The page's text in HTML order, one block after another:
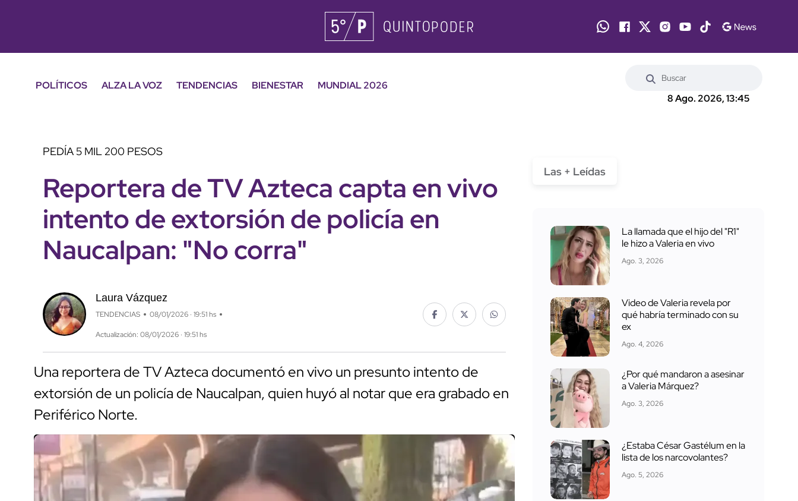
POLÍTICOS ALZA LA VOZ TENDENCIAS BIENESTAR
MUNDIAL 2026
8 Ago. 2026, 13:45
PEDÍA 5 MIL 200 PESOS
Reportera de TV Azteca capta en vivo
intento de extorsión de policía en
Naucalpan: "No corra"
Laura Vázquez
TENDENCIAS 08/01/2026 · 19:51 hs
Actualización: 08/01/2026 · 19:51 hs
Una reportera de TV Azteca documentó en vivo un presunto intento de
extorsión de un policía de Naucalpan, quien huyó al notar que era grabado en
Periférico Norte.
Las + Leídas
La llamada que el hijo del "R1"
le hizo a Valeria en vivo
Ago. 3, 2026
Video de Valeria revela por
qué habría terminado con su
ex
Ago. 4, 2026
¿Por qué mandaron a asesinar
a Valeria Márquez?
Ago. 3, 2026
¿Estaba César Gastélum en la
lista de los narcovolantes?
Ago. 5, 2026